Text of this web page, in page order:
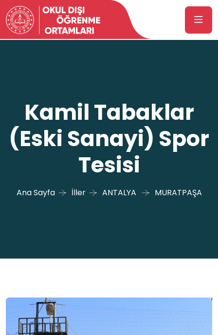
Kamil Tabaklar
(Eski Sanayi) Spor
Tesisi
Ana Sayfa İller ANTALYA MURATPAŞA